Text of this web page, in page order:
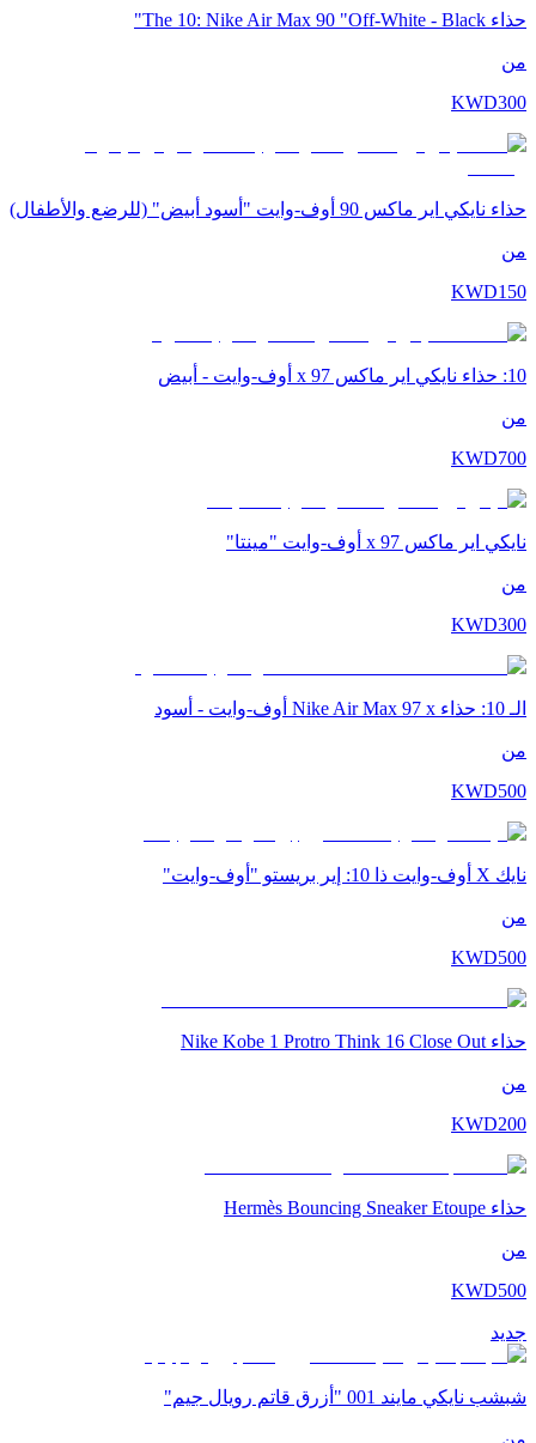
حذاء The 10: Nike Air Max 90 "Off-White - Black"
من
KWD300
حذاء نايكي اير ماكس 90 أوف-وايت "أسود أبيض" (للرضع والأطفال)
من
KWD150
10: حذاء نايكي اير ماكس 97 x أوف-وايت - أبيض
من
KWD700
نايكي اير ماكس 97 x أوف-وايت "مينتا"
من
KWD300
الـ 10: حذاء Nike Air Max 97 x أوف-وايت - أسود
من
KWD500
نايك X أوف-وايت ذا 10: إير بريستو "أوف-وايت"
من
KWD500
حذاء Nike Kobe 1 Protro Think 16 Close Out
من
KWD200
حذاء Hermès Bouncing Sneaker Etoupe
من
KWD500
جديد
شبشب نايكي مايند 001 "أزرق قاتم رويال جيم"